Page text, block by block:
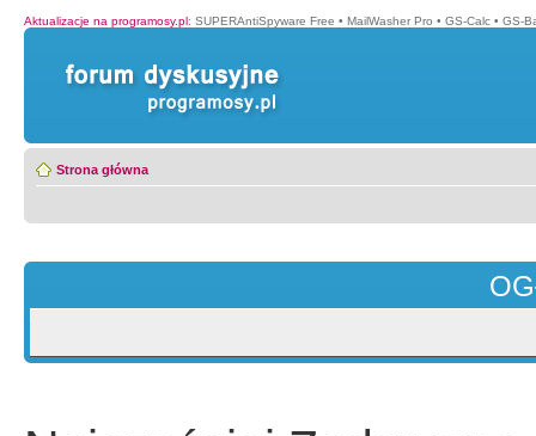
Aktualizacje na programosy.pl: SUPERAntiSpyware Free • MailWasher Pro • GS-Calc • GS-
Strona główna